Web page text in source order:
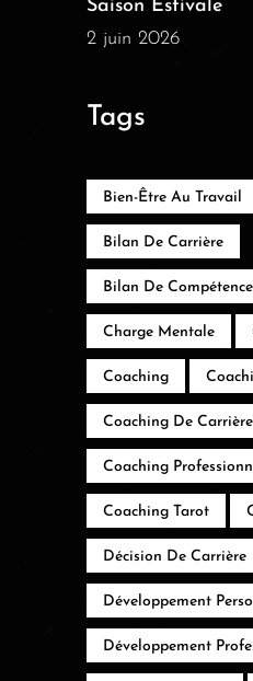
Saison Estivale
2 juin 2026
Tags
Bien-Être Au Travail
Bilan De Carrière
Bilan De
Charge Mentale
Coaching
Coaching De Carrière
Coaching
Coaching Tarot
Décision De Carrière
Développement
Développement